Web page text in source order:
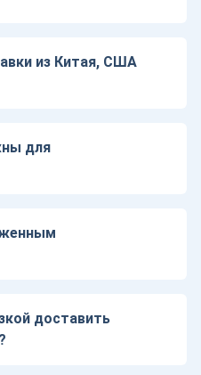
из Китая, США
для
доставить